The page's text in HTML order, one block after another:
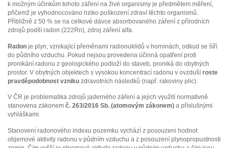
k možným účinkům tohoto záření na živé organismy je předmětem měření,
přičemž je vyhodnocováno riziko poškození zdraví těchto organismů.
Přibližně z 50 % se na celkové dávce absorbovaného záření z přírodních
zdrojů podílí radon (222Rn), zdroj záření alfa.
Radon je plyn, vznikající přeměnami radionuklidů v horninách, odkud se šíří
do půdního vzduchu. Pokud nejsou provedena účinná opatření proti
pronikání radonu z geologického podloží do staveb, proniká do obytných
prostor. V obytných objektech s vysokou koncentrací radonu v ovzduší roste
pravděpodobnost vzniku zdravotních následků (např. rakoviny plic).
V ČR je problematika zdrojů jaderného záření a jejich využití normativně
stanovena zákonem č. 263/2016 Sb. (atomovým zákonem) a příslušnými
vyhláškami.
Stanovení radonového indexu pozemku vychází z posouzení hodnot
objemové aktivity radonu v půdním vzduchu a z posouzení plynopropustnosti